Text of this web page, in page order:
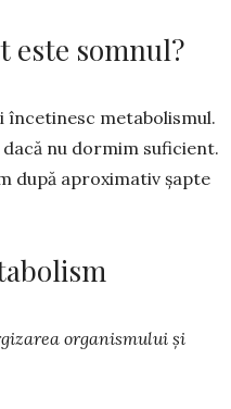
este somnul?
în­cetinesc metabolismul.
nu dormim suficient.
după aproximativ șapte
organis­mului și